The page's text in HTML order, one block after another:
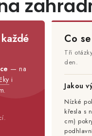
— na
i
Co
Tři
den.
Jakou
Nízké
křesla s
cm)